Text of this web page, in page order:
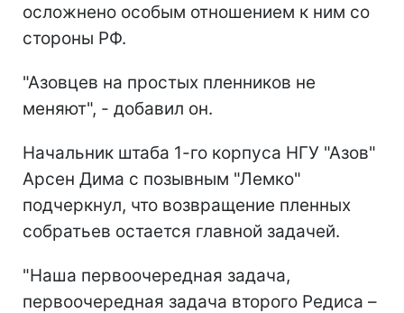
осложнено особым отношением к ним со
стороны РФ.
"Азовцев на простых пленников не
меняют", - добавил он.
Начальник штаба 1-го корпуса НГУ "Азов"
Арсен Дима с позывным "Лемко"
подчеркнул, что возвращение пленных
собратьев остается главной задачей.
"Наша первоочередная задача,
первоочередная задача второго Редиса –